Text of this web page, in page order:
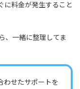
に料金が発生すること
、一緒に整理してま
わせたサポートを